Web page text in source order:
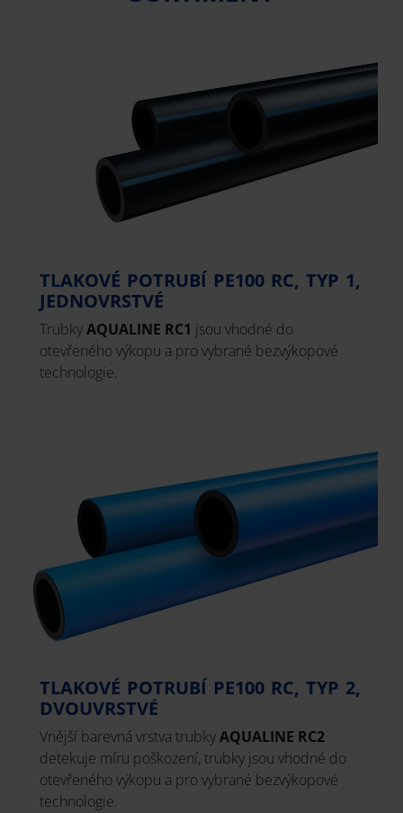
TLAKOVÉ POTRUBÍ PE100 RC, TYP 1,
JEDNOVRSTVÉ
TrubkyAQUALINE RC1 jsou vhodné do
otevřeného výkopu a pro vybrané bezvýkopové
technologie.
TLAKOVÉ POTRUBÍ PE100 RC, TYP 2,
DVOUVRSTVÉ
Vnější barevná vrstva trubkyAQUALINE RC2
detekuje míru poškození, trubky jsou vhodné do
otevřeného výkopu a pro vybrané bezvýkopové
technologie.